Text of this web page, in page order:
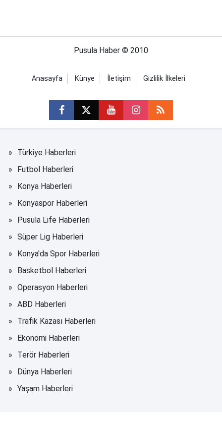
Pusula Haber © 2010
Anasayfa Künye İletişim Gizlilik İlkeleri
Türkiye Haberleri
Futbol Haberleri
Konya Haberleri
Konyaspor Haberleri
Pusula Life Haberleri
Süper Lig Haberleri
Konya'da Spor Haberleri
Basketbol Haberleri
Operasyon Haberleri
ABD Haberleri
Trafik Kazası Haberleri
Ekonomi Haberleri
Terör Haberleri
Dünya Haberleri
Yaşam Haberleri